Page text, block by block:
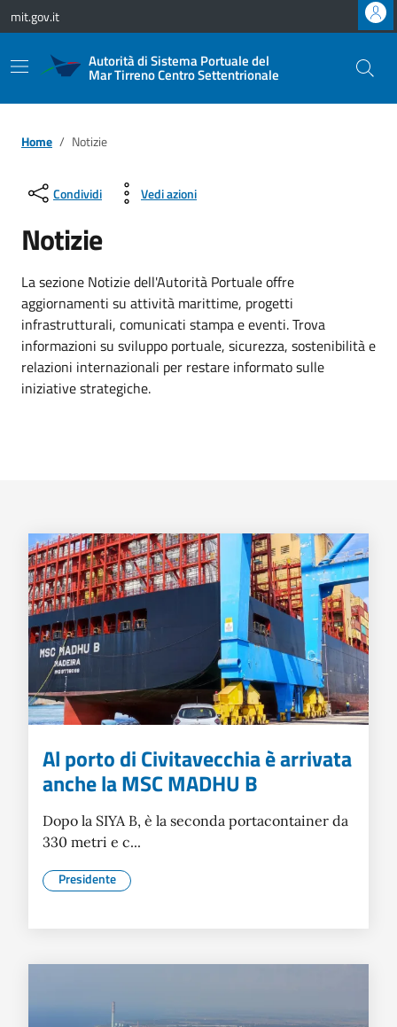
Vai ai contenuti
Vai al footer
mit.gov.it
Autorità di Sistema Portuale del
Mar Tirreno Centro Settentrionale
Home Notizie
Condividi Vedi azioni
Notizie
La sezione Notizie dell'Autorità Portuale offre
aggiornamenti su attività marittime, progetti
infrastrutturali, comunicati stampa e eventi. Trova
informazioni su sviluppo portuale, sicurezza, sostenibilità e
relazioni internazionali per restare informato sulle
iniziative strategiche.
Al porto di Civitavecchia è arrivata
anche la MSC MADHU B
Dopo la SIYA B, è la seconda portacontainer da
330 metri e c...
Presidente